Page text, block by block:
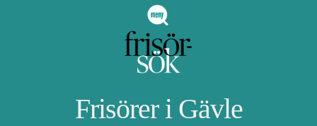
Frisörer i Gävle